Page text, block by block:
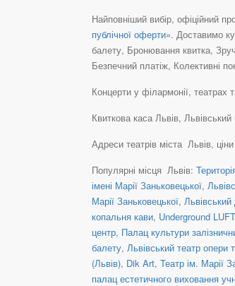
Найповніший вибір, офіційний
публічної оферти». Доставимо
балету, Бронювання квитка,
Безпечний платіж, Колективні
Концерти у філармонії, театрах
Квиткова каса Львів,
Адреси театрів міста Львів,
Популярні місця Львів:
імені Марії Заньковецької,
Марії Заньковецької,
копальня кави, Underground LUFT
центр, Палац культури
балету, Львівський театр опери
(Львів), Dik Art, Театр ім. Марії
палац естетичного виховання